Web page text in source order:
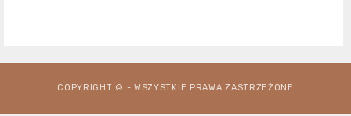
COPYRIGHT © - WSZYSTKIE PRAWA ZASTRZEŻONE